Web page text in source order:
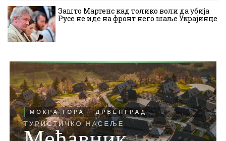
Зашто Мартенс кад толико воли да убија
Русе не иде на фронт него шаље Украјинце